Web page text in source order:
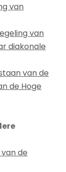
van
van
diakonale
van de
de Hoge
de